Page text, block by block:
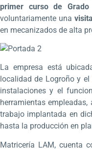
primer curso de
voluntariamente una
en mecanizados de alta
La empresa está
localidad de Logroño y
instalaciones y el
herramientas
trabajo implantada en
hasta la producción en
Matricería LAM, cuenta